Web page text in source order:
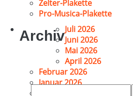
Zelter-Plakette
Pro-Musica-Plakette
ArchivJuli 2026
Juni 2026
Mai 2026
April 2026
Februar 2026
Januar 2026